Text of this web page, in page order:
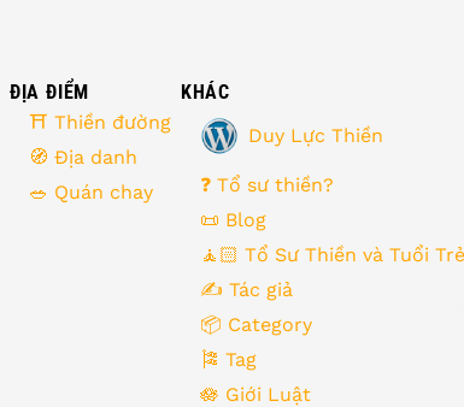
ĐỊA ĐIỂM
⛩ Thiền đường
🧭 Địa danh
🥗 Quán chay
KHÁC
Duy Lực Thiền
❓ Tổ sư thiền?
📜 Blog
🧘🏻 Tổ Sư Thiền và Tuổi Trẻ
✍️ Tác giả
📦 Category
🎏 Tag
🪷 Giới Luật